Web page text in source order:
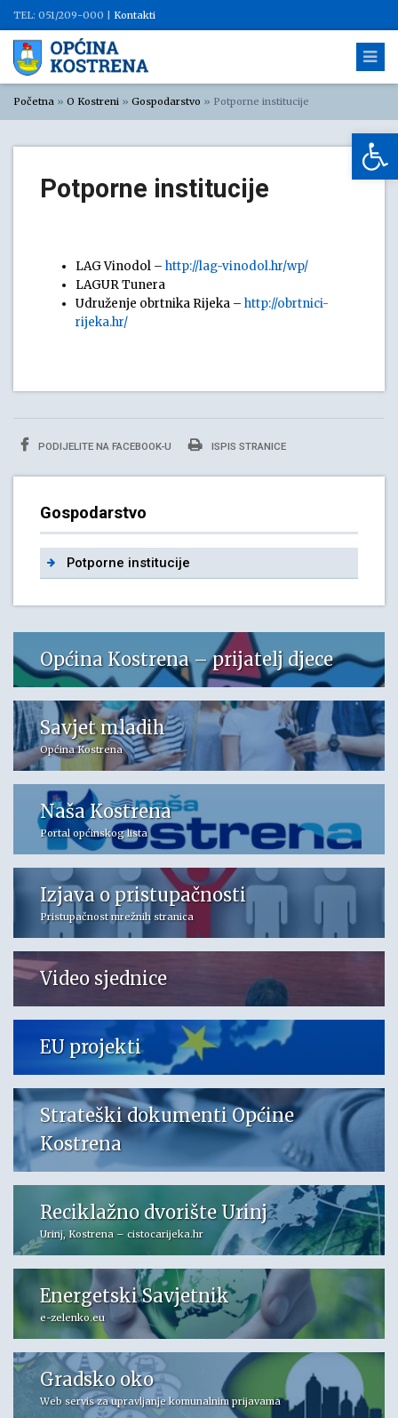
TEL: 051/209-000 | Kontakti
Početna » O Kostreni » Gospodarstvo » Potporne institucije
Potporne institucije
LAG Vinodol – http://lag-vinodol.hr/wp/
LAGUR Tunera
Udruženje obrtnika Rijeka – http://obrtnici-
rijeka.hr/
PODIJELITE NA FACEBOOK-U ISPIS STRANICE
Gospodarstvo
Potporne institucije
Općina Kostrena – prijatelj djece
Savjet mladih
Općina Kostrena
Naša Kostrena
Portal općinskog lista
Izjava o pristupačnosti
Pristupačnost mrežnih stranica
Video sjednice
EU projekti
Strateški dokumenti Općine
Kostrena
Reciklažno dvorište Urinj
Urinj, Kostrena – cistocarijeka.hr
Energetski Savjetnik
e-zelenko.eu
Gradsko oko
Web servis za upravljanje komunalnim prijavama